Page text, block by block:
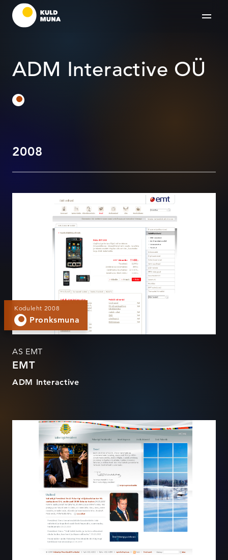
ADM Interactive OÜ
2008
Koduleht 2008
Pronksmuna
AS EMT
EMT
ADM Interactive
EV President